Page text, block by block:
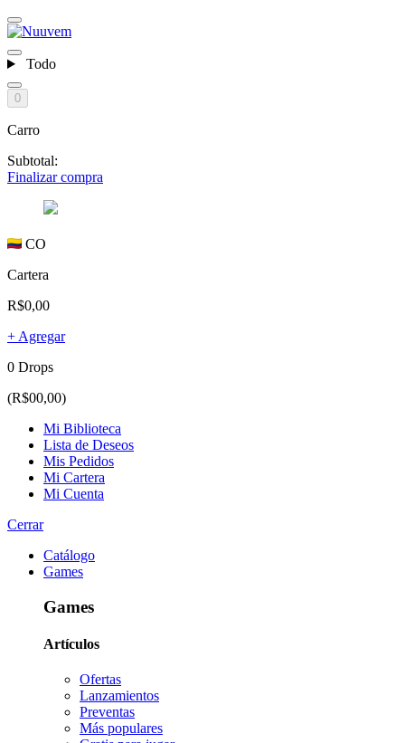
Todo
0
Carro
Subtotal:
Finalizar compra
CO
Cartera
R$0,00
+ Agregar
0 Drops
(R$00,00)
Mi Biblioteca
Lista de Deseos
Mis Pedidos
Mi Cartera
Mi Cuenta
Cerrar
Catálogo
Games
Games
Artículos
Ofertas
Lanzamientos
Preventas
Más populares